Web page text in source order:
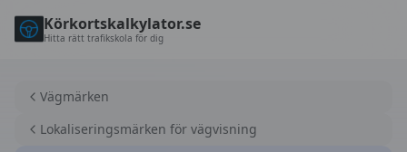
Körkortskalkylator.se
Hitta rätt trafikskola för dig
Vägmärken
Lokaliseringsmärken för vägvisning